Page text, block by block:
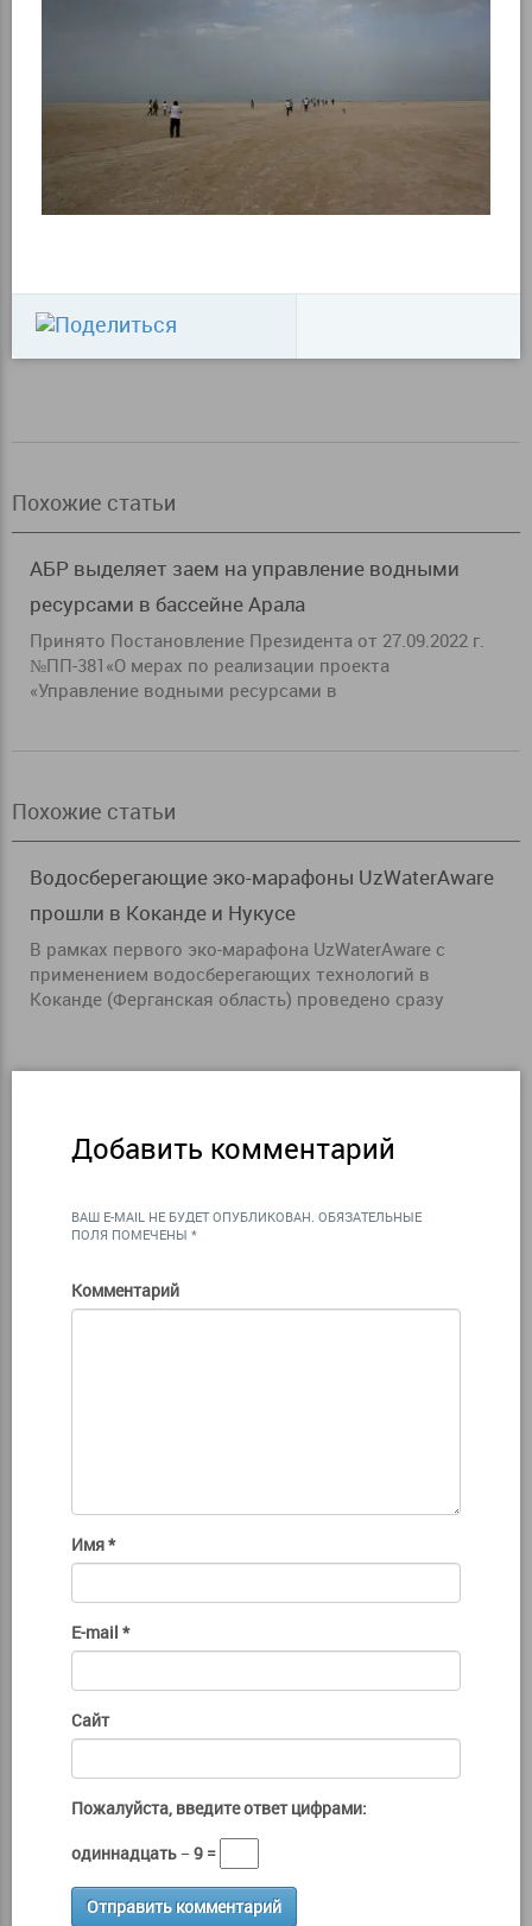
Похожие статьи
АБР выделяет заем на управление водными
ресурсами в бассейне Арала
Принято Постановление Президента от 27.09.2022 г.
№ПП-381«О мерах по реализации проекта
«Управление водными ресурсами в
Похожие статьи
Водосберегающие эко-марафоны UzWaterAware
прошли в Коканде и Нукусе
В рамках первого эко-марафона UzWaterАware с
применением водосберегающих технологий в
Коканде (Ферганская область) проведено сразу
Добавить комментарий
ВАШ E-MAIL НЕ БУДЕТ ОПУБЛИКОВАН. ОБЯЗАТЕЛЬНЫЕ
ПОЛЯ ПОМЕЧЕНЫ *
Комментарий
Имя*
E-mail *
Сайт
Пожалуйста, введите ответ цифрами:
одиннадцать − 9 =